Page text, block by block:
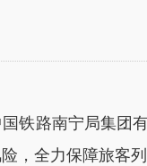
路南宁局集团有
，全力保障旅客列